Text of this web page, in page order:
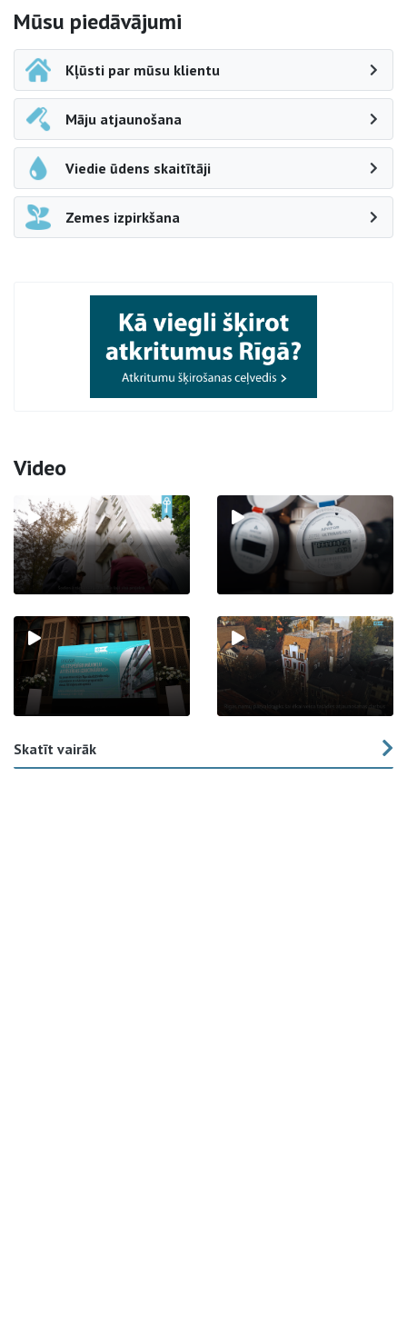
Sāna navigācija
Mūsu piedāvājumi
Kļūsti par mūsu klientu
Māju atjaunošana
Viedie ūdens skaitītāji
Zemes izpirkšana
Video
Skatīt vairāk